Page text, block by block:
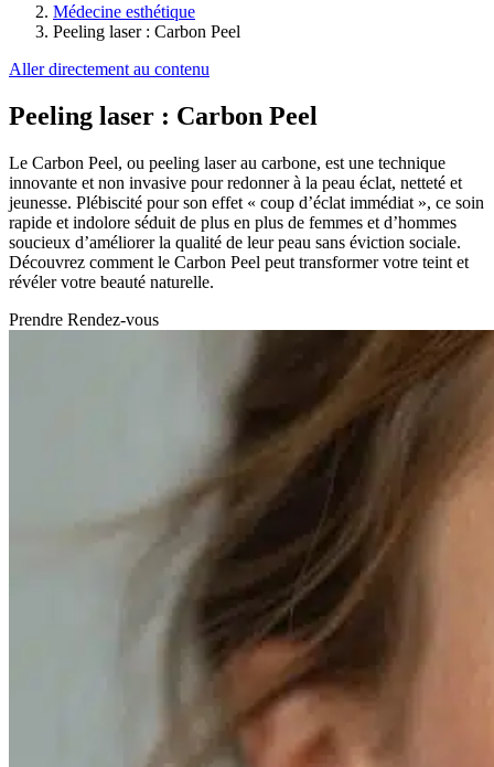
Médecine esthétique
Peeling laser : Carbon Peel
Aller directement au contenu
Peeling laser : Carbon Peel
Le Carbon Peel, ou peeling laser au carbone, est une technique
innovante et non invasive pour redonner à la peau éclat, netteté et
jeunesse. Plébiscité pour son effet « coup d’éclat immédiat », ce soin
rapide et indolore séduit de plus en plus de femmes et d’hommes
soucieux d’améliorer la qualité de leur peau sans éviction sociale.
Découvrez comment le Carbon Peel peut transformer votre teint et
révéler votre beauté naturelle.
Prendre Rendez-vous